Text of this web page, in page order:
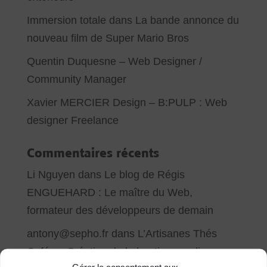
Immersion totale dans La bande annonce du
nouveau film de Super Mario Bros
Quentin Duquesne – Web Designer /
Community Manager
Xavier MERCIER Design – B:PULP : Web
designer Freelance
Commentaires récents
Li Nguyen dans Le blog de Régis
ENGUEHARD : Le maître du Web,
formateur des développeurs de demain
antony@sepho.frdans L’Artisanes Thés
Cafés – Création de la boutique en ligne